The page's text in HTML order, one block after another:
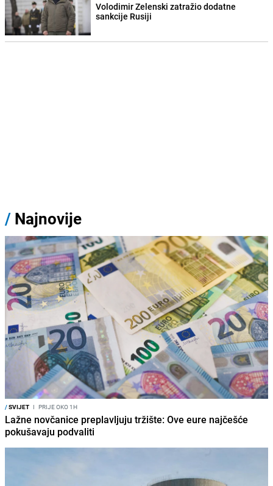
Volodimir Zelenski zatražio dodatne
sankcije Rusiji
/ Najnovije
/SVIJET I PRIJE OKO 1H
Lažne novčanice preplavljuju tržište: Ove eure najčešće
pokušavaju podvaliti